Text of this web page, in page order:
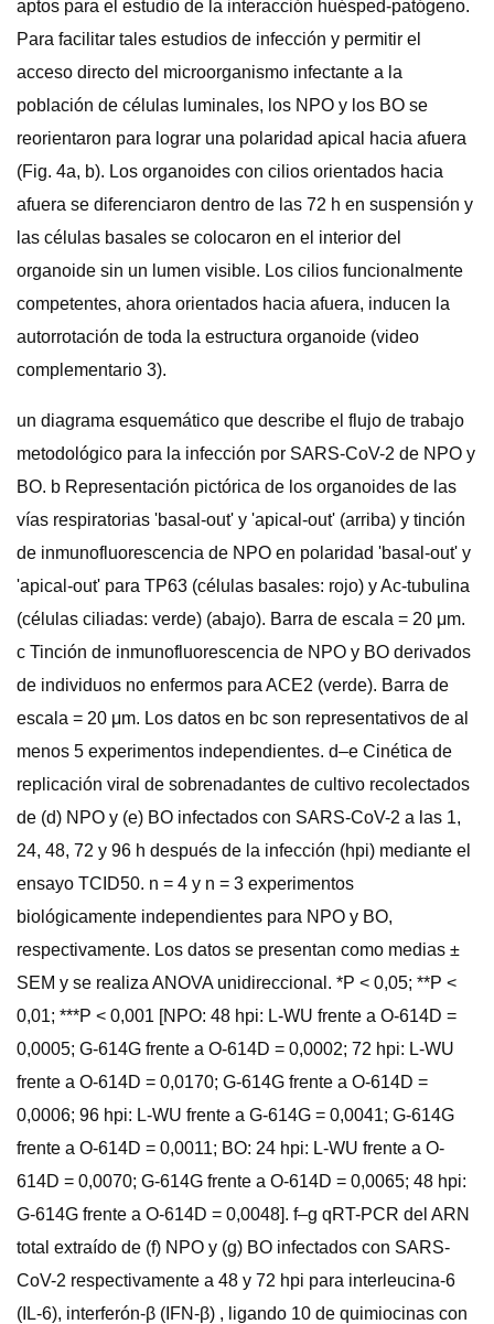
aptos para el estudio de la interacción huésped-patógeno.
Para facilitar tales estudios de infección y permitir el
acceso directo del microorganismo infectante a la
población de células luminales, los NPO y los BO se
reorientaron para lograr una polaridad apical hacia afuera
(Fig. 4a, b). Los organoides con cilios orientados hacia
afuera se diferenciaron dentro de las 72 h en suspensión y
las células basales se colocaron en el interior del
organoide sin un lumen visible. Los cilios funcionalmente
competentes, ahora orientados hacia afuera, inducen la
autorrotación de toda la estructura organoide (video
complementario 3).
un diagrama esquemático que describe el flujo de trabajo
metodológico para la infección por SARS-CoV-2 de NPO y
BO. b Representación pictórica de los organoides de las
vías respiratorias 'basal-out' y 'apical-out' (arriba) y tinción
de inmunofluorescencia de NPO en polaridad 'basal-out' y
'apical-out' para TP63 (células basales: rojo) y Ac-tubulina
(células ciliadas: verde) (abajo). Barra de escala = 20 μm.
c Tinción de inmunofluorescencia de NPO y BO derivados
de individuos no enfermos para ACE2 (verde). Barra de
escala = 20 μm. Los datos en bc son representativos de al
menos 5 experimentos independientes. d–e Cinética de
replicación viral de sobrenadantes de cultivo recolectados
de (d) NPO y (e) BO infectados con SARS-CoV-2 a las 1,
24, 48, 72 y 96 h después de la infección (hpi) mediante el
ensayo TCID50. n = 4 y n = 3 experimentos
biológicamente independientes para NPO y BO,
respectivamente. Los datos se presentan como medias ±
SEM y se realiza ANOVA unidireccional. *P < 0,05; **P <
0,01; ***P < 0,001 [NPO: 48 hpi: L-WU frente a O-614D =
0,0005; G-614G frente a O-614D = 0,0002; 72 hpi: L-WU
frente a O-614D = 0,0170; G-614G frente a O-614D =
0,0006; 96 hpi: L-WU frente a G-614G = 0,0041; G-614G
frente a O-614D = 0,0011; BO: 24 hpi: L-WU frente a O-
614D = 0,0070; G-614G frente a O-614D = 0,0065; 48 hpi:
G-614G frente a O-614D = 0,0048]. f–g qRT-PCR del ARN
total extraído de (f) NPO y (g) BO infectados con SARS-
CoV-2 respectivamente a 48 y 72 hpi para interleucina-6
(IL-6), interferón-β (IFN-β) , ligando 10 de quimiocinas con